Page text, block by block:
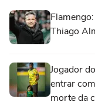
Thiago
Jogador
entrar
morte da